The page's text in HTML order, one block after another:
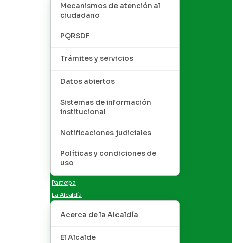
Mecanismos de atención al
ciudadano
PQRSDF
Trámites y servicios
Datos abiertos
Sistemas de información
institucional
Notificaciones judiciales
Políticas y condiciones de
uso
Participa
La Alcaldía
Acerca de la Alcaldía
El Alcalde